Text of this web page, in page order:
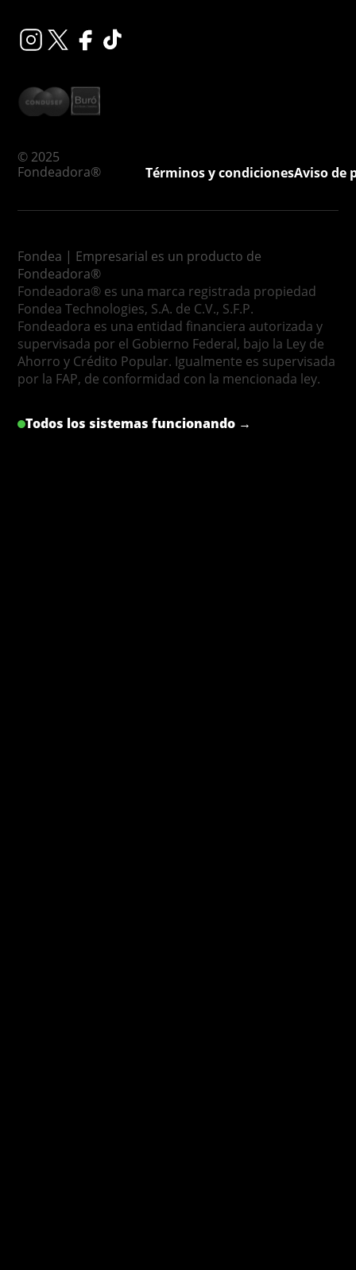
© 2025
Fondeadora®
Términos y condicionesAviso de
Fondea | Empresarial es un producto de
Fondeadora®
Fondeadora® es una marca registrada propiedad
Fondea Technologies, S.A. de C.V., S.F.P.
Fondeadora es una entidad financiera autorizada y
supervisada por el Gobierno Federal, bajo la Ley de
Ahorro y Crédito Popular. Igualmente es supervisada
por la FAP, de conformidad con la mencionada ley.
Todos los sistemas funcionando →